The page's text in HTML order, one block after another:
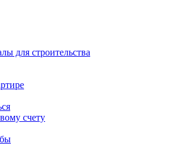
для строительства
счету